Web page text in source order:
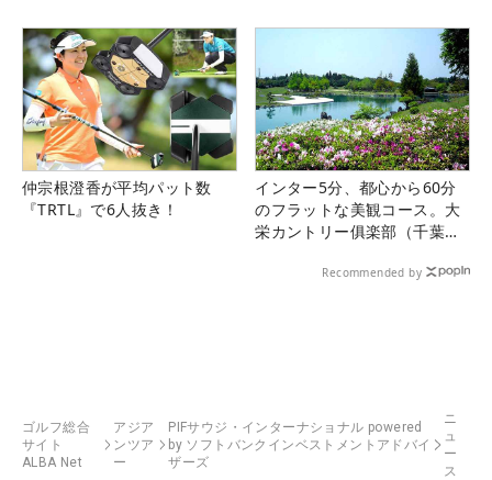
仲宗根澄香が平均パット数
『TRTL』で6人抜き！
インター5分、都心から60分
のフラットな美観コース。大
栄カントリー俱楽部（千葉
Recommended by
ゴルフ総合
サイト
ALBA Net
アジア
ンツア
ー
PIFサウジ・インターナショナル powered
by ソフトバンクインベストメントアドバイ
ザーズ
ニ
ュ
ー
ス